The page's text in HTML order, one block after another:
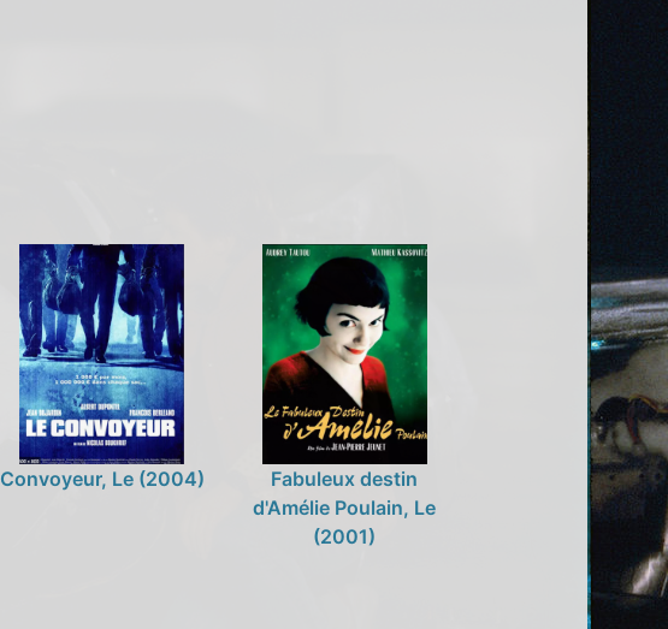
Convoyeur, Le (2004)
Fabuleux destin
d'Amélie Poulain, Le
(2001)